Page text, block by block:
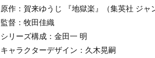
原作：賀来ゆうじ 『地獄楽』（集英社 ジャ
監督：牧田佳織
シリーズ構成：金田一 明
キャラクターデザイン：久木晃嗣